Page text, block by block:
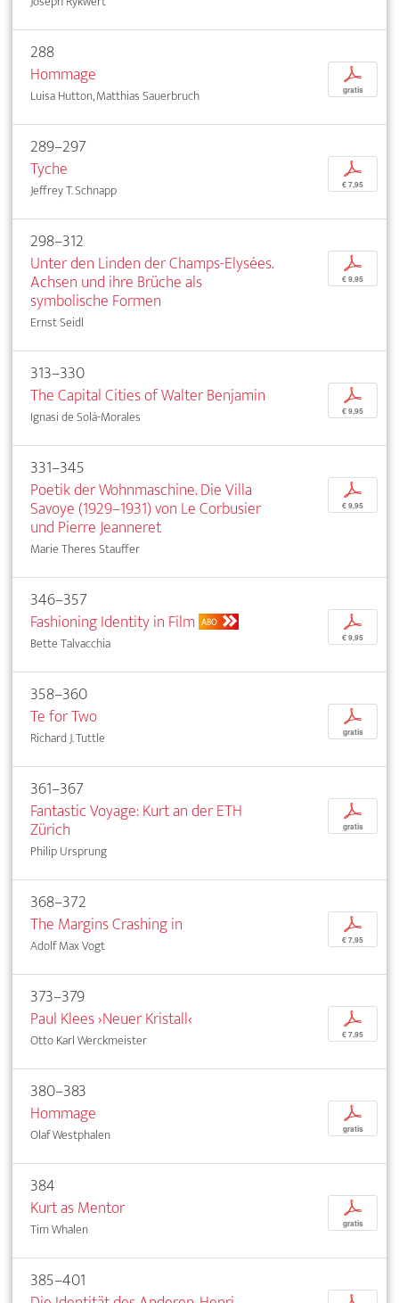
288
Hommage
Luisa Hutton, Matthias Sauerbruch
p
gratis
289–297
Tyche
Jeffrey T. Schnapp
p
€ 7,95
298–312
Unter den Linden der Champs-Elysées.
Achsen und ihre Brüche als
symbolische Formen
Ernst Seidl
p
€ 9,95
313–330
The Capital Cities of Walter Benjamin
Ignasi de Solà-Morales
p
€ 9,95
331–345
Poetik der Wohnmaschine. Die Villa
Savoye (1929–1931) von Le Corbusier
und Pierre Jeanneret
Marie Theres Stauffer
p
€ 9,95
346–357
Fashioning Identity in Film ABO
Bette Talvacchia
p
€ 9,95
358–360
Te for Two
Richard J. Tuttle
p
gratis
361–367
Fantastic Voyage: Kurt an der ETH
Zürich
Philip Ursprung
p
gratis
368–372
The Margins Crashing in
Adolf Max Vogt
p
€ 7,95
373–379
Paul Klees ›Neuer Kristall‹
Otto Karl Werckmeister
p
€ 7,95
380–383
Hommage
Olaf Westphalen
p
gratis
384
Kurt as Mentor
Tim Whalen
p
gratis
385–401